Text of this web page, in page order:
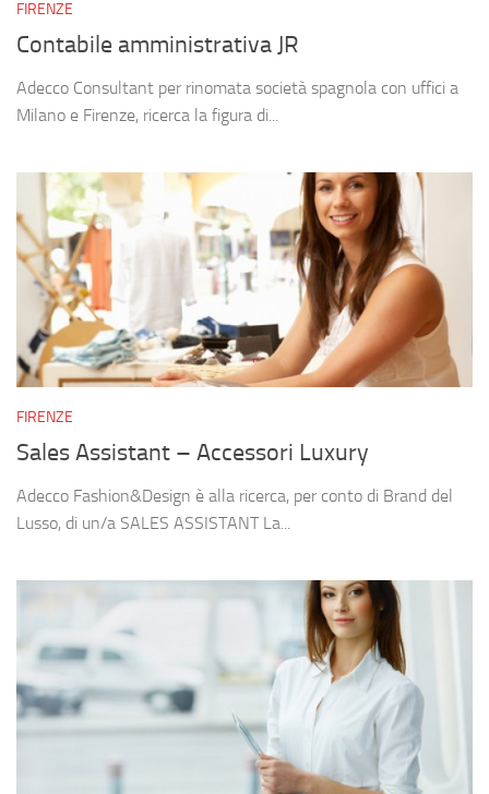
FIRENZE
Contabile amministrativa JR
Adecco Consultant per rinomata società spagnola con uffici a
Milano e Firenze, ricerca la figura di...
FIRENZE
Sales Assistant – Accessori Luxury
Adecco Fashion&Design è alla ricerca, per conto di Brand del
Lusso, di un/a SALES ASSISTANT La...